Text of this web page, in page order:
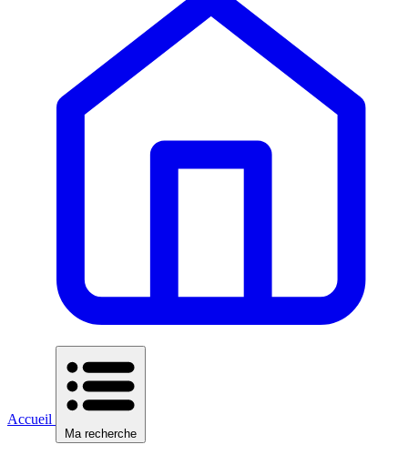
Accueil
Ma recherche